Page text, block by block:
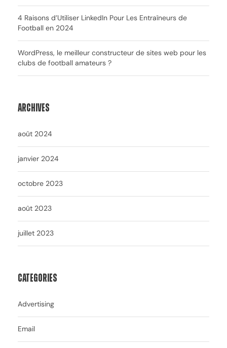
4 Raisons d’Utiliser LinkedIn Pour Les Entraîneurs de
Football en 2024
WordPress, le meilleur constructeur de sites web pour les
clubs de football amateurs ?
Archives
août 2024
janvier 2024
octobre 2023
août 2023
juillet 2023
Categories
Advertising
Email